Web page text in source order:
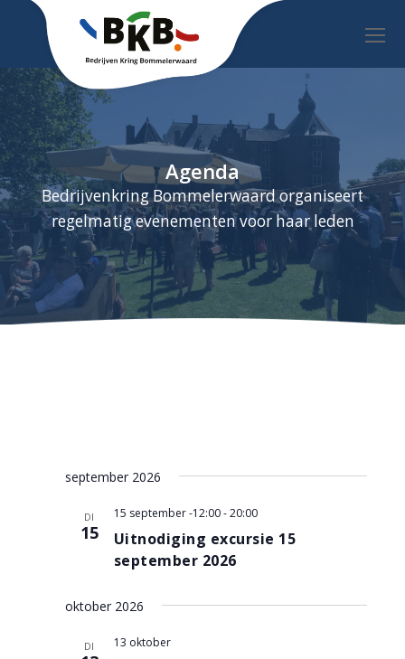
Agenda
Bedrijvenkring Bommelerwaard organiseert
regelmatig evenementen voor haar leden
september 2026
DI
15
Uitnodiging excursie 15
september 2026
15 september -12:00-20:00
oktober 2026
DI 13 oktober